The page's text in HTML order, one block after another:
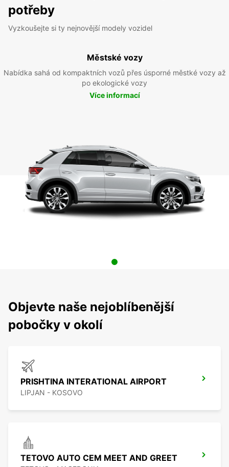
potřeby
Vyzkoušejte si ty nejnovější modely vozidel
Městské vozy
Nabídka sahá od kompaktních vozů přes úsporné městké vozy až
po ekologické vozy
Více informací
Objevte naše nejoblíbenější
pobočky v okolí
PRISHTINA INTERATIONAL AIRPORT
LIPJAN - KOSOVO
TETOVO AUTO CEM MEET AND GREET